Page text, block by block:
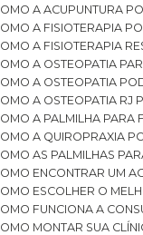
COMO A ACUPUNTURA
COMO A FISIOTERAPIA
COMO A FISIOTERAPIA
COMO A OSTEOPATIA
COMO A OSTEOPATIA
COMO A OSTEOPATIA
COMO A PALMILHA
COMO A QUIROPRAXIA
COMO AS PALMILHAS
COMO ENCONTRAR UM
COMO ESCOLHER O
COMO FUNCIONA A
COMO MONTAR SUA